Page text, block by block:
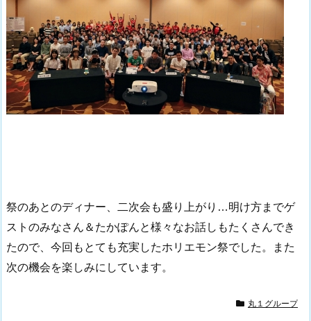
祭のあとのディナー、二次会も盛り上がり…明け方までゲ
ストのみなさん＆たかぽんと様々なお話しもたくさんでき
たので、今回もとても充実したホリエモン祭でした。また
次の機会を楽しみにしています。
丸１グループ